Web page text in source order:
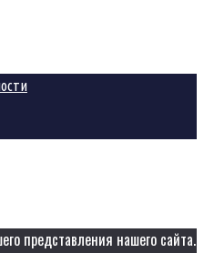
представления нашего сайта.